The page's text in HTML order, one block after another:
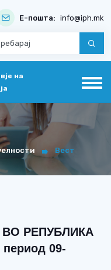
Е-пошта: info@iph.mk
на
Вест
ВО РЕПУБЛИКА
09-